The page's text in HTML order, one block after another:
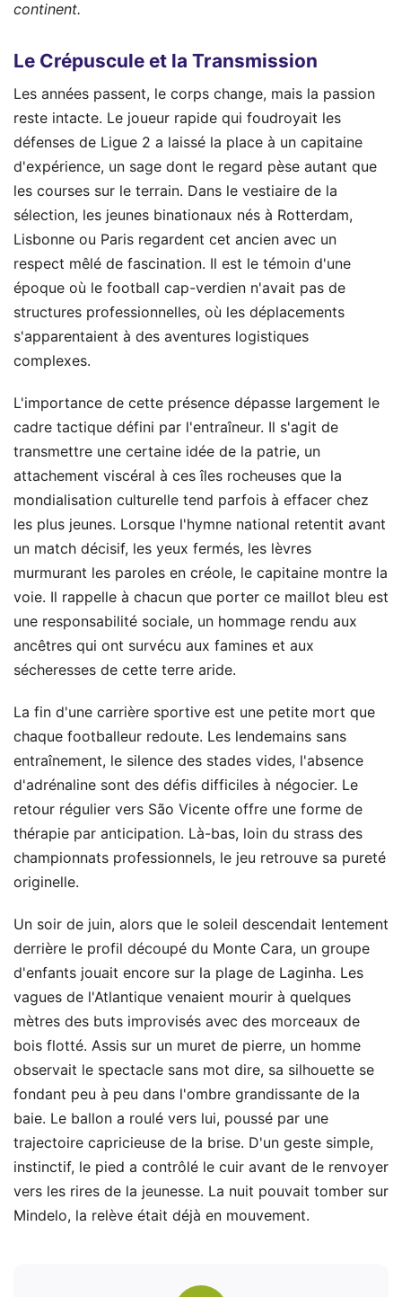
continent.
Le Crépuscule et la Transmission
Les années passent, le corps change, mais la passion
reste intacte. Le joueur rapide qui foudroyait les
défenses de Ligue 2 a laissé la place à un capitaine
d'expérience, un sage dont le regard pèse autant que
les courses sur le terrain. Dans le vestiaire de la
sélection, les jeunes binationaux nés à Rotterdam,
Lisbonne ou Paris regardent cet ancien avec un
respect mêlé de fascination. Il est le témoin d'une
époque où le football cap-verdien n'avait pas de
structures professionnelles, où les déplacements
s'apparentaient à des aventures logistiques
complexes.
L'importance de cette présence dépasse largement le
cadre tactique défini par l'entraîneur. Il s'agit de
transmettre une certaine idée de la patrie, un
attachement viscéral à ces îles rocheuses que la
mondialisation culturelle tend parfois à effacer chez
les plus jeunes. Lorsque l'hymne national retentit avant
un match décisif, les yeux fermés, les lèvres
murmurant les paroles en créole, le capitaine montre la
voie. Il rappelle à chacun que porter ce maillot bleu est
une responsabilité sociale, un hommage rendu aux
ancêtres qui ont survécu aux famines et aux
sécheresses de cette terre aride.
La fin d'une carrière sportive est une petite mort que
chaque footballeur redoute. Les lendemains sans
entraînement, le silence des stades vides, l'absence
d'adrénaline sont des défis difficiles à négocier. Le
retour régulier vers São Vicente offre une forme de
thérapie par anticipation. Là-bas, loin du strass des
championnats professionnels, le jeu retrouve sa pureté
originelle.
Un soir de juin, alors que le soleil descendait lentement
derrière le profil découpé du Monte Cara, un groupe
d'enfants jouait encore sur la plage de Laginha. Les
vagues de l'Atlantique venaient mourir à quelques
mètres des buts improvisés avec des morceaux de
bois flotté. Assis sur un muret de pierre, un homme
observait le spectacle sans mot dire, sa silhouette se
fondant peu à peu dans l'ombre grandissante de la
baie. Le ballon a roulé vers lui, poussé par une
trajectoire capricieuse de la brise. D'un geste simple,
instinctif, le pied a contrôlé le cuir avant de le renvoyer
vers les rires de la jeunesse. La nuit pouvait tomber sur
Mindelo, la relève était déjà en mouvement.